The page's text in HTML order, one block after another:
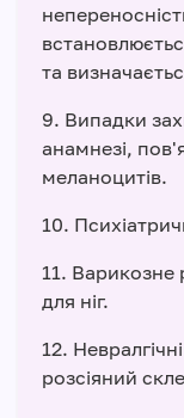
та
9. Випадки
анамнезі,
меланоцитів.
10.
11. Варикозне
для ніг.
12.
розсіяний